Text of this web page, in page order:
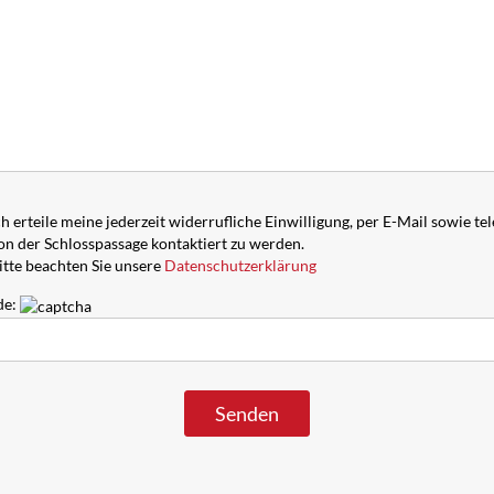
erteile meine jederzeit widerrufliche Einwilligung, per E-Mail sowie
der Schlosspassage kontaktiert zu werden.
beachten Sie unsere Datenschutzerklärung